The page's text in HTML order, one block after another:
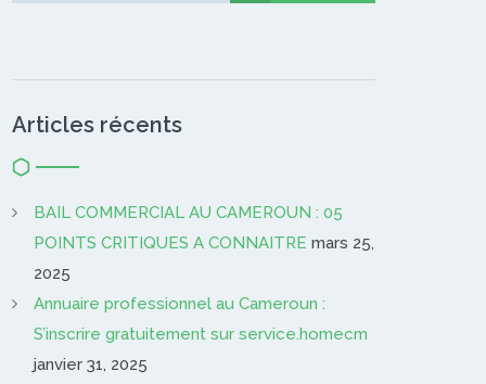
Articles récents
BAIL COMMERCIAL AU CAMEROUN : 05
POINTS CRITIQUES A CONNAITRE mars 25,
2025
Annuaire professionnel au Cameroun :
S’inscrire gratuitement sur service.homecm
janvier 31, 2025